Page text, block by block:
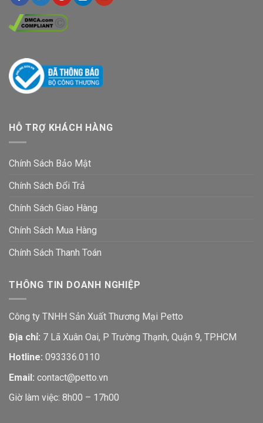
HỖ TRỢ KHÁCH HÀNG
Chính Sách Bảo Mật
Chính Sách Đổi Trả
Chính Sách Giao Hàng
Chính Sách Mua Hàng
Chính Sách Thanh Toán
THÔNG TIN DOANH NGHIỆP
Công ty TNHH Sản Xuất Thương Mại Petto
Địa chỉ: 7 Lã Xuân Oai, P Trường Thạnh, Quận 9, TP.HCM
Hotline: 093336.0110
Email: contact@petto.vn
Giờ làm việc: 8h00 – 17h00